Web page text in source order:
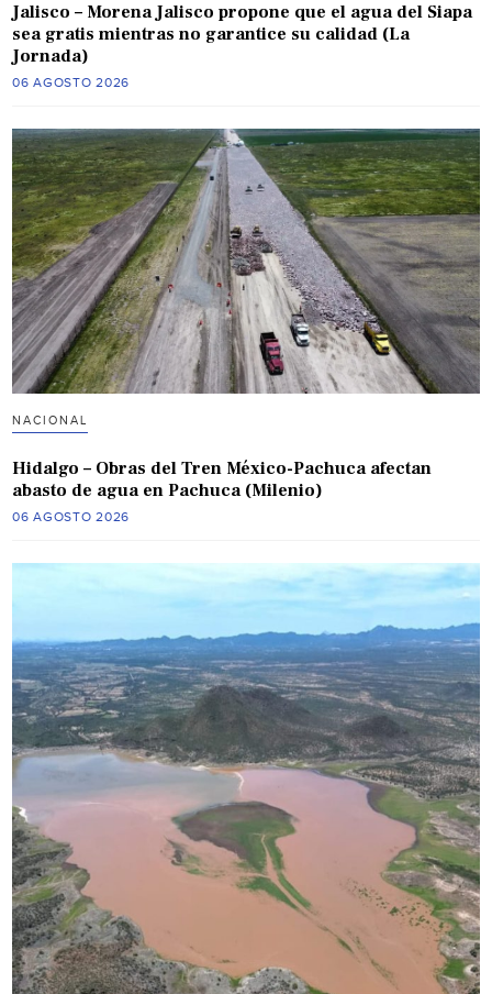
Jalisco – Morena Jalisco propone que el agua del Siapa
sea gratis mientras no garantice su calidad (La
Jornada)
06 AGOSTO 2026
NACIONAL
Hidalgo – Obras del Tren México-Pachuca afectan
abasto de agua en Pachuca (Milenio)
06 AGOSTO 2026